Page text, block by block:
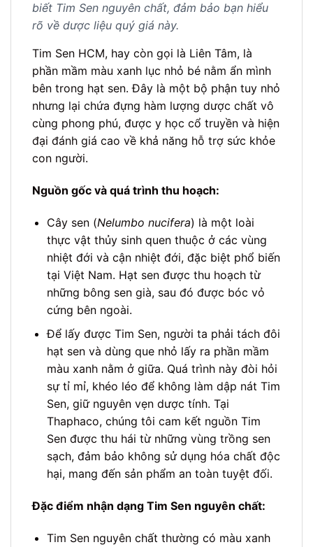
biết Tim Sen nguyên chất, đảm bảo bạn hiểu
rõ về dược liệu quý giá này.
Tim Sen HCM, hay còn gọi là Liên Tâm, là
phần mầm màu xanh lục nhỏ bé nằm ẩn mình
bên trong hạt sen. Đây là một bộ phận tuy nhỏ
nhưng lại chứa đựng hàm lượng dược chất vô
cùng phong phú, được y học cổ truyền và hiện
đại đánh giá cao về khả năng hỗ trợ sức khỏe
con người.
Nguồn gốc và quá trình thu hoạch:
Cây sen (Nelumbo nucifera) là một loài
thực vật thủy sinh quen thuộc ở các vùng
nhiệt đới và cận nhiệt đới, đặc biệt phổ biến
tại Việt Nam. Hạt sen được thu hoạch từ
những bông sen già, sau đó được bóc vỏ
cứng bên ngoài.
Để lấy được Tim Sen, người ta phải tách đôi
hạt sen và dùng que nhỏ lấy ra phần mầm
màu xanh nằm ở giữa. Quá trình này đòi hỏi
sự tỉ mỉ, khéo léo để không làm dập nát Tim
Sen, giữ nguyên vẹn dược tính. Tại
Thaphaco, chúng tôi cam kết nguồn Tim
Sen được thu hái từ những vùng trồng sen
sạch, đảm bảo không sử dụng hóa chất độc
hại, mang đến sản phẩm an toàn tuyệt đối.
Đặc điểm nhận dạng Tim Sen nguyên chất:
Tim Sen nguyên chất thường có màu xanh